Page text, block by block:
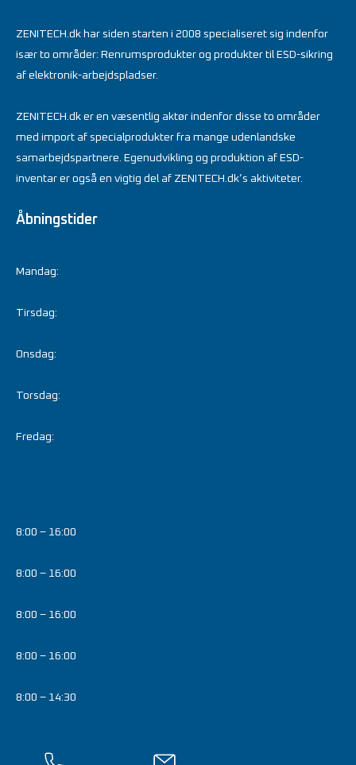
ZENITECH.dk har siden starten i 2008 specialiseret sig indenfor
især to områder: Renrumsprodukter og produkter til ESD-sikring
af elektronik-arbejdspladser.
ZENITECH.dk er en væsentlig aktør indenfor disse to områder
med import af specialprodukter fra mange udenlandske
samarbejdspartnere. Egenudvikling og produktion af ESD-
inventar er også en vigtig del af ZENITECH.dk’s aktiviteter.
Åbningstider
Mandag:
Tirsdag:
Onsdag:
Torsdag:
Fredag:
8:00 – 16:00
8:00 – 16:00
8:00 – 16:00
8:00 – 16:00
8:00 – 14:30